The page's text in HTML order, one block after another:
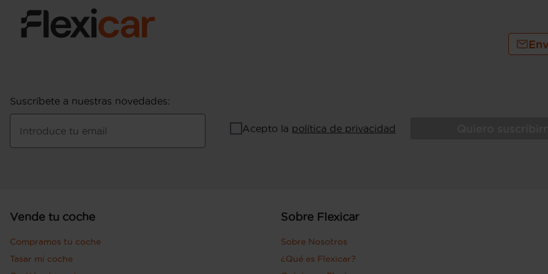
Suscríbete a nuestras novedades:
Introduce tu email Acepto la política de privacidad
Vende tu coche
Compramos tu coche
Tasar mi coche
Sobre Flexicar
Sobre Nosotros
¿Qué es Flexicar?